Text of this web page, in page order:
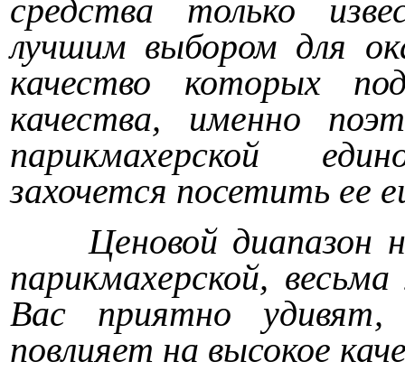
средства только
лучшим выбором для
качество которых
качества, именно
парикмахерской
захочется посетить ее
Ценовой диапазон
парикмахерской,
Вас приятно
повлияет на высокое